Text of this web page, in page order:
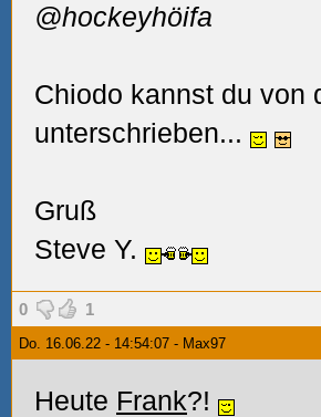
@hockeyhöifa
Chiodo kannst du von
unterschrieben...
Gruß
Steve Y.
0 1
Do. 16.06.22 - 14:54:07 - Max97
Heute Frank?!